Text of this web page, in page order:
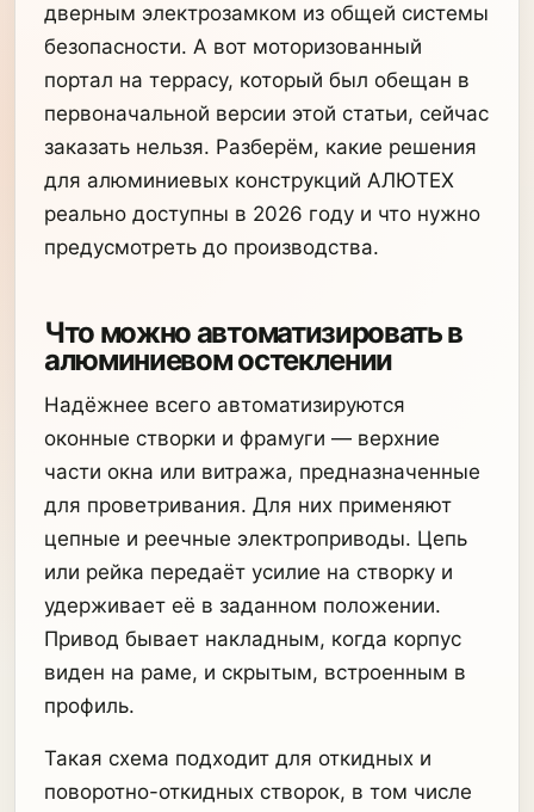
дверным электрозамком из общей системы
безопасности. А вот моторизованный
портал на террасу, который был обещан в
первоначальной версии этой статьи, сейчас
заказать нельзя. Разберём, какие решения
для алюминиевых конструкций АЛЮТЕХ
реально доступны в 2026 году и что нужно
предусмотреть до производства.
Что можно автоматизировать в
алюминиевом остеклении
Надёжнее всего автоматизируются
оконные створки и фрамуги — верхние
части окна или витража, предназначенные
для проветривания. Для них применяют
цепные и реечные электроприводы. Цепь
или рейка передаёт усилие на створку и
удерживает её в заданном положении.
Привод бывает накладным, когда корпус
виден на раме, и скрытым, встроенным в
профиль.
Такая схема подходит для откидных и
поворотно-откидных створок, в том числе